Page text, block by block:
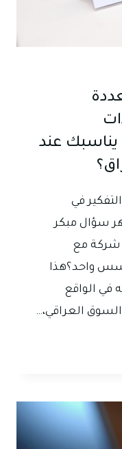
يناسبك عند
في
سؤال مبكر
شركة مع
واحد؟هذا
في الواقع
العراقي،…